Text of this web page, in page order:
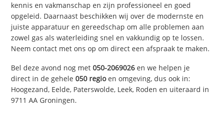
kennis en vakmanschap en zijn professioneel en goed
opgeleid. Daarnaast beschikken wij over de modernste en
juiste apparatuur en gereedschap om alle problemen aan
zowel gas als waterleiding snel en vakkundig op te lossen.
Neem contact met ons op om direct een afspraak te maken.
Bel deze avond nog met050-2069026 en we helpen je
direct in de gehele050 regioen omgeving, dus ook in:
Hoogezand, Eelde, Paterswolde, Leek, Roden en uiteraard in
9711 AA Groningen.